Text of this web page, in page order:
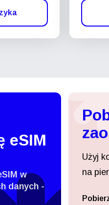
eSIM
w
danych -
Użyj
na
się lub